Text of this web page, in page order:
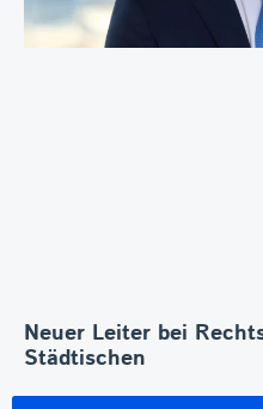
Neuer Leiter bei
Städtischen